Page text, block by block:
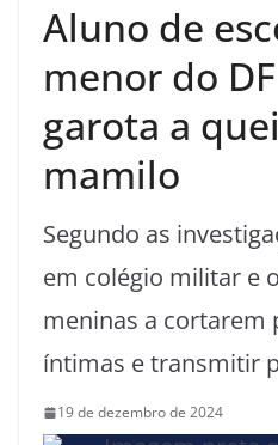
Aluno de
menor do
garota a
mamilo
Segundo as
em colégio militar e
meninas a cortarem
íntimas e transmitir
19 de dezembro de 2024